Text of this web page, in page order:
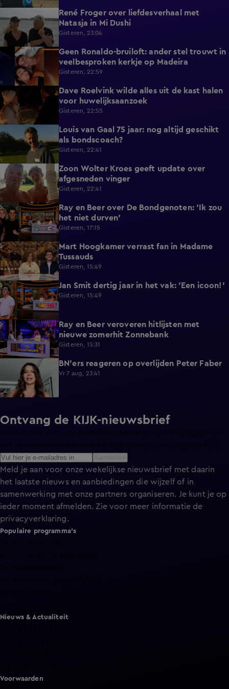
René Froger over liefdesverhaal met
Natasja in Mi Dushi
Gisteren, 23:04
1:01
Geen Ronaldo-bruiloft: ander stel trouwt in
veelbesproken kerkje op Madeira
Gisteren, 22:59
1:37
Dave Roelvink wilde alles uit de kast halen
voor huwelijksaanzoek
Gisteren, 22:55
1:16
Louis van Gaal 75 jaar: nog altijd geschikt
als bondscoach?
Gisteren, 22:41
0:59
Zoon Wolter Kroes geeft update over
afgesneden vinger
Gisteren, 22:41
1:45
Ray en Beer over De Bondgenoten: 'Ik zou
het niet durven'
Gisteren, 17:15
1:59
Mart Hoogkamer verrast fan in Madame
Tussauds
Gisteren, 15:49
7:33 Jan Smit dertig jaar in het vak: 'Een icoon!'
Gisteren, 15:49
4:47
Ray en Beer veroveren hitlijsten met
nieuwe zomerhit Zonnebank
Gisteren, 15:31
BN'ers reageren op overlijden Peter Faber
Vr 7 aug, 23:41
Ontvang de KIJK-nieuwsbrief
Meld je aan voor de nieuwsbrief en blijf op de hoogte van
Meld je aan voor onze wekelijkse nieuwsbrief met daarin
het laatste nieuws en aanbiedingen die wijzelf of in
samenwerking met onze partners organiseren. Je kunt je op
ieder moment afmelden. Zie voor meer informatie de
privacyverklaring.
Populaire programma's
Nieuws & Actualiteit
Voorwaarden